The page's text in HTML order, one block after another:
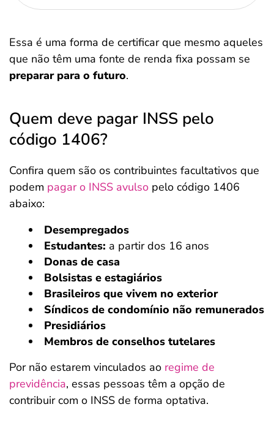
Essa é uma forma de certificar que mesmo aqueles
que não têm uma fonte de renda fixa possam se
preparar para o futuro.
Quem deve pagar INSS pelo
código 1406?
Confira quem são os contribuintes facultativos que
podem pagar o INSS avulso pelo código 1406
abaixo:
Desempregados
Estudantes: a partir dos 16 anos
Donas de casa
Bolsistas e estagiários
Brasileiros que vivem no exterior
Síndicos de condomínio não remunerados
Presidiários
Membros de conselhos tutelares
Por não estarem vinculados ao regime de
previdência, essas pessoas têm a opção de
contribuir com o INSS de forma optativa.